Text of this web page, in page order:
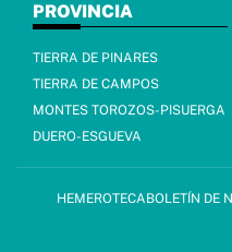
PROVINCIA
TIERRA DE PINARES
TIERRA DE CAMPOS
MONTES TOROZOS-PISUERGA
DUERO-ESGUEVA
HEMEROTECABOLETÍN DE